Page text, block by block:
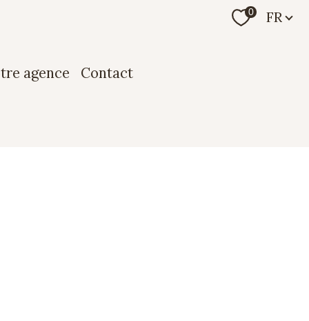
0 Langue
FR
agence contact